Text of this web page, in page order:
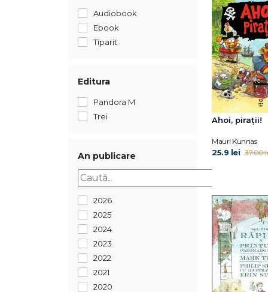
Audiobook
Ebook
Tiparit
Editura
Pandora M
Trei
An publicare
2026
2025
2024
2023
2022
2021
2020
Ahoi, pirații!
Mauri Kunnas
25.9 lei 37.00